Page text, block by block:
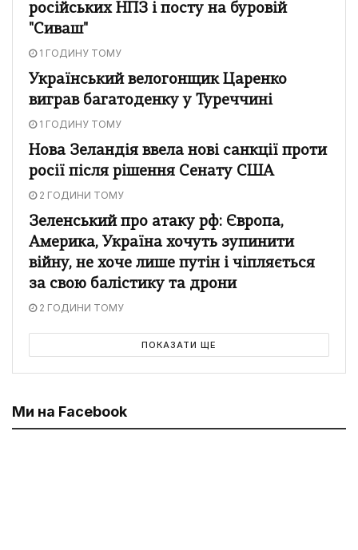
російських НПЗ і посту на буровій
"Сиваш"
1 ГОДИНУ ТОМУ
Український велогонщик Царенко
виграв багатоденку у Туреччині
1 ГОДИНУ ТОМУ
Нова Зеландія ввела нові санкції проти
росії після рішення Сенату США
2 ГОДИНИ ТОМУ
Зеленський про атаку рф: Європа,
Америка, Україна хочуть зупинити
війну, не хоче лише путін і чіпляється
за свою балістику та дрони
2 ГОДИНИ ТОМУ
ПОКАЗАТИ ЩЕ
Ми на Facebook